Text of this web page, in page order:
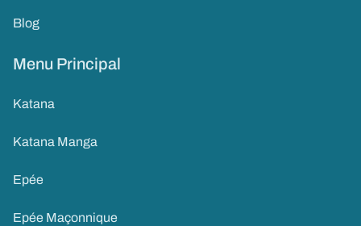
Blog
Menu Principal
Katana
Katana Manga
Epée
Epée Maçonnique